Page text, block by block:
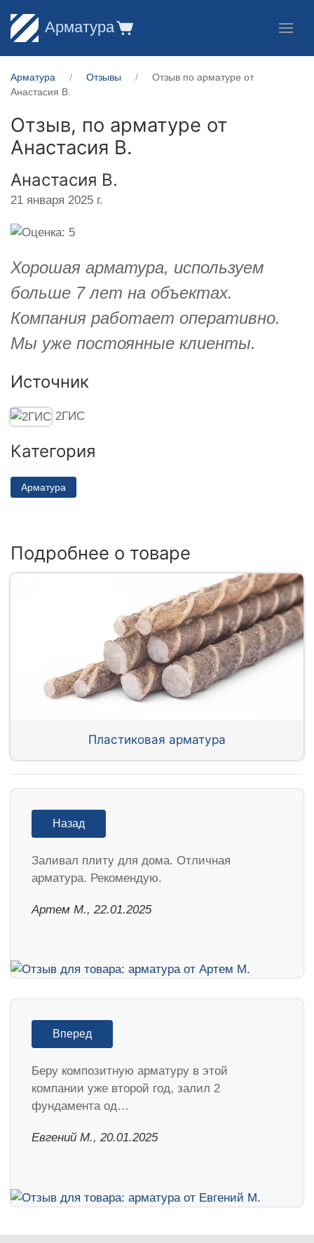
Арматура
Арматура Отзывы
Отзыв по арматуре от
Анастасия В.
Отзыв, по арматуре от
Анастасия В.
Анастасия В.
21 января 2025 г.
Хорошая арматура, используем
больше 7 лет на объектах.
Компания работает оперативно.
Мы уже постоянные клиенты.
Источник
2ГИС
Категория
Арматура
Подробнее о товаре
Пластиковая арматура
Назад
Заливал плиту для дома. Отличная
арматура. Рекомендую.
Артем М., 22.01.2025
Вперед
Беру композитную арматуру в этой
компании уже второй год, залил 2
фундамента од…
​Евгений М., 20.01.2025